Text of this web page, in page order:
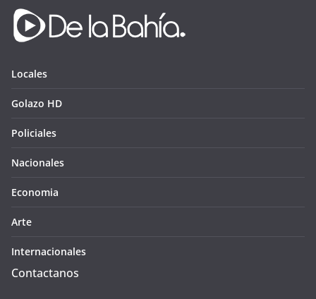
Locales
Golazo HD
Policiales
Nacionales
Economia
Arte
Internacionales
Contactanos